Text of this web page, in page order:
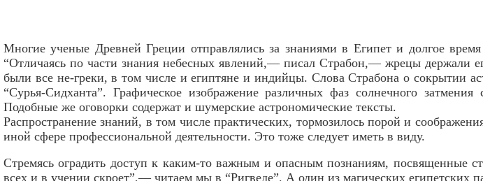
Многие ученые Древней Греции отправлялись за знаниями в Египет и долгое
“Отличаясь по части знания небесных явлений,— писал Страбон,— жрецы держали
были все не-греки, в том числе и египтяне и индийцы. Слова Страбона о сокрытии
“Сурья-Сидханта”. Графическое изображение различных фаз солнечного
Подобные же оговорки содержат и шумерские астрономические тексты.
Распространение знаний, в том числе практических, тормозилось порой и
иной сфере профессиональной деятельности. Это тоже следует иметь в виду.
Стремясь оградить доступ к каким-то важным и опасным познаниям, посвященные
всех и в учении скроет”,— читаем мы в “Ригведе”. А один из магических египетских